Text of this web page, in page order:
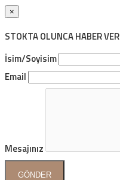
×
STOKTA OLUNCA HABER VER
İsim/Soyisim
Email
Mesajınız
GÖNDER